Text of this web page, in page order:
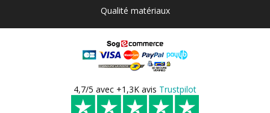
Qualité matériaux
4,7/5 avec +1,3K avis Trustpilot